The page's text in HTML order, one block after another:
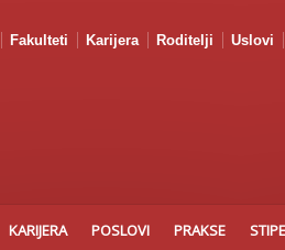
Fakulteti Karijera Roditelji Uslovi
KARIJERA POSLOVI PRAKSE